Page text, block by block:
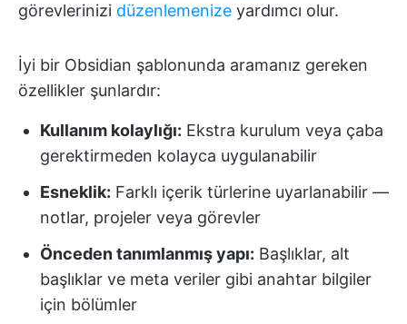
görevlerinizi düzenlemenize yardımcı olur.
İyi bir Obsidian şablonunda aramanız gereken
özellikler şunlardır:
Kullanım kolaylığı: Ekstra kurulum veya çaba
gerektirmeden kolayca uygulanabilir
Esneklik: Farklı içerik türlerine uyarlanabilir —
notlar, projeler veya görevler
Önceden tanımlanmış yapı: Başlıklar, alt
başlıklar ve meta veriler gibi anahtar bilgiler
için bölümler